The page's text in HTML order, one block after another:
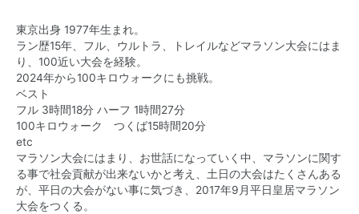
東京出身 1977年生まれ。
ラン歴15年、フル、ウルトラ、トレイルなどマラソン大会にはま
り、100近い大会を経験。
2024年から100キロウォークにも挑戦。
ベスト
フル 3時間18分 ハーフ 1時間27分
100キロウォーク つくば15時間20分
etc
マラソン大会にはまり、お世話になっていく中、マラソンに関す
る事で社会貢献が出来ないかと考え、土日の大会はたくさんある
が、平日の大会がない事に気づき、2017年9月平日皇居マラソン
大会をつくる。